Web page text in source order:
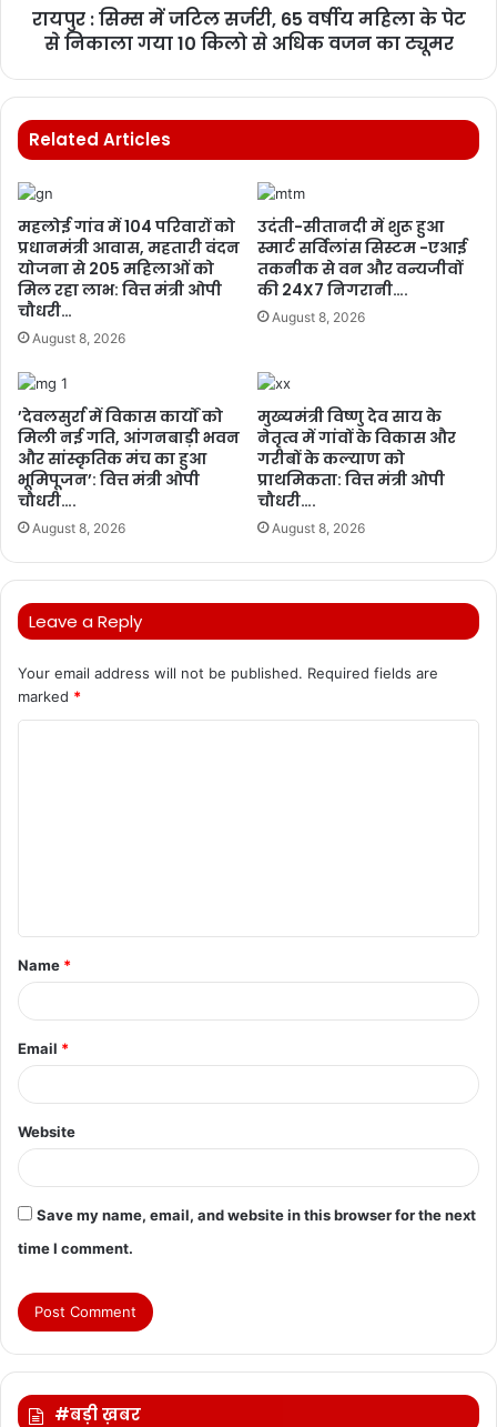
रायपुर : सिम्स में जटिल सर्जरी, 65 वर्षीय महिला के पेट
से निकाला गया 10 किलो से अधिक वजन का ट्यूमर
Related Articles
महलोई गांव में 104 परिवारों को
प्रधानमंत्री आवास, महतारी वंदन
योजना से 205 महिलाओं को
मिल रहा लाभ: वित्त मंत्री ओपी
चौधरी…
August 8, 2026
उदंती-सीतानदी में शुरू हुआ
स्मार्ट सर्विलांस सिस्टम -एआई
तकनीक से वन और वन्यजीवों
की 24X7 निगरानी….
August 8, 2026
’देवलसुर्रा में विकास कार्यों को
मिली नई गति, आंगनबाड़ी भवन
और सांस्कृतिक मंच का हुआ
भूमिपूजन’: वित्त मंत्री ओपी
चौधरी….
August 8, 2026
मुख्यमंत्री विष्णु देव साय के
नेतृत्व में गांवों के विकास और
गरीबों के कल्याण को
प्राथमिकता: वित्त मंत्री ओपी
चौधरी….
August 8, 2026
Leave a Reply
Your email address will not be published. Required fields are
marked *
t
*
Name *
Email *
Website
Save my name, email, and website in this browser for the next
time I comment.
#बड़ी ख़बर